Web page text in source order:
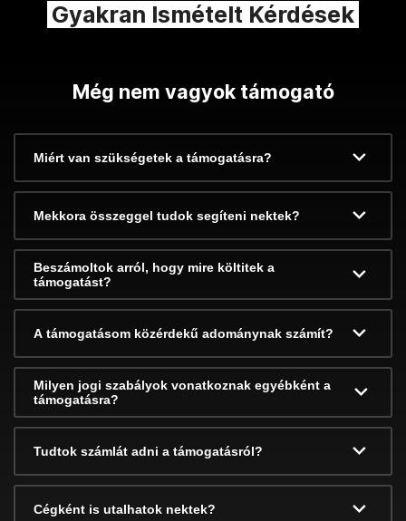
Gyakran Ismételt Kérdések
Még nem vagyok támogató
Miért van szükségetek a támogatásra?
Mekkora összeggel tudok segíteni nektek?
Beszámoltok arról, hogy mire költitek a
támogatást?
A támogatásom közérdekű adománynak számít?
Milyen jogi szabályok vonatkoznak egyébként a
támogatásra?
Tudtok számlát adni a támogatásról?
Cégként is utalhatok nektek?